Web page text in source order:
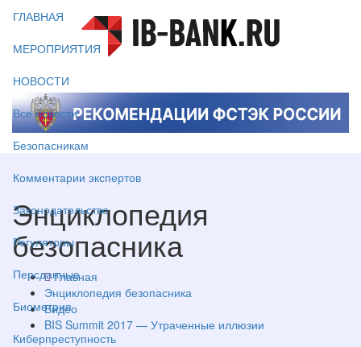
ГЛАВНАЯ
МЕРОПРИЯТИЯ
НОВОСТИ
Все новости
Безопасникам
Комментарии экспертов
Законодательство
Регуляторы
Персданные
Биометрия
Киберпреступность
Энциклопедия
безопасника
Главная
Энциклопедия безопасника
Видео
BIS Summit 2017 — Утраченные иллюзии